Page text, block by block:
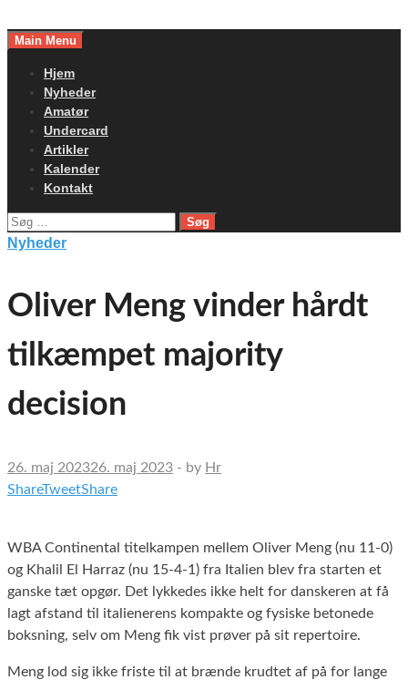
toMain Menu
Hjem
Nyheder
Amatør
Undercard
Artikler
Kalender
Kontakt
Søg
efter:
Nyheder
Oliver Meng vinder hårdt
tilkæmpet majority
decision
26. maj 202326. maj 2023 - by Hr
ShareTweetShare
WBA Continental titelkampen mellem Oliver Meng (nu 11-0)
og Khalil El Harraz (nu 15-4-1) fra Italien blev fra starten et
ganske tæt opgør. Det lykkedes ikke helt for danskeren at få
lagt afstand til italienerens kompakte og fysiske betonede
boksning, selv om Meng fik vist prøver på sit repertoire.
Meng lod sig ikke friste til at brænde krudtet af på for lange